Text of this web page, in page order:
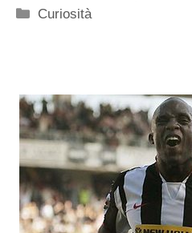
Categorie
Curiosità